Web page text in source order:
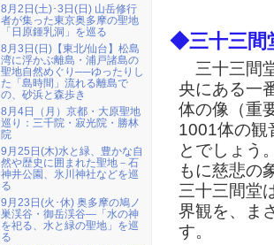
◆三十三間
三十三間
央にある一
体の像（重
1001体の観
とでしょう
もに慈悲の
三十三間堂
界観を、ま
す。
8月2日(土)･3日(日) 山岳修行
者が集った東京奥多摩の聖地
「日原鍾乳洞」を巡る
8月3日(日)【東北/仙台】松島
湾に浮かぶ離島・浦戸諸島の
聖地自然めぐり──ゆったりし
た「島時間」流れる離島で
の、砂浜と森歩き
8月4日（月）京都・大原聖地
巡り：三千院・寂光院・勝林
院
9月25日(木)水と緑、豊かな自
然や歴史に囲まれた聖地－石
神井公園、氷川神社などを巡
る
9月23日(火･休) 奥多摩の鳩ノ
巣渓谷・御岳渓谷―「水の神
を祀る、水と緑の聖地」を巡
る